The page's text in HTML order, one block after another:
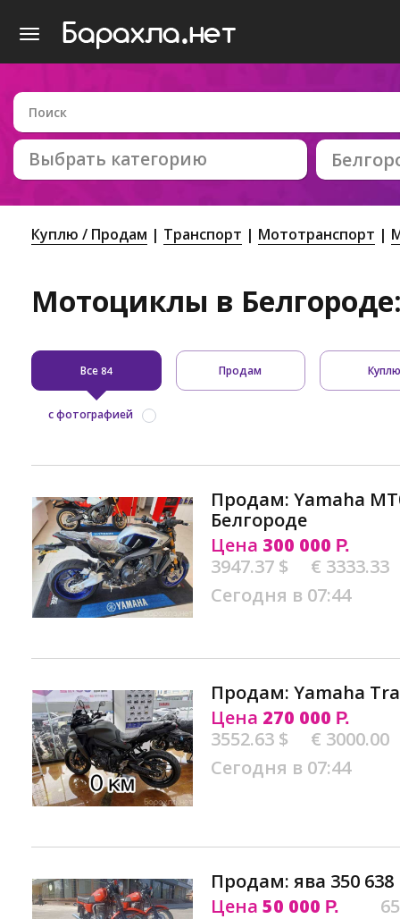
Выбрать категорию
Куплю / Продам Транспорт Мототранспорт
Мотоциклы в
Все84 Продам
с фотографией
Продам: Yamaha
Белгороде
Цена 300 000 Р.
3947.37 $
€ 3333.33
Сегодня в 07:44
Продам: Yamaha
Цена 270 000 Р.
3552.63 $
€ 3000.00
Сегодня в 07:44
Продам: ява 350 638
Цена 50 000 Р.